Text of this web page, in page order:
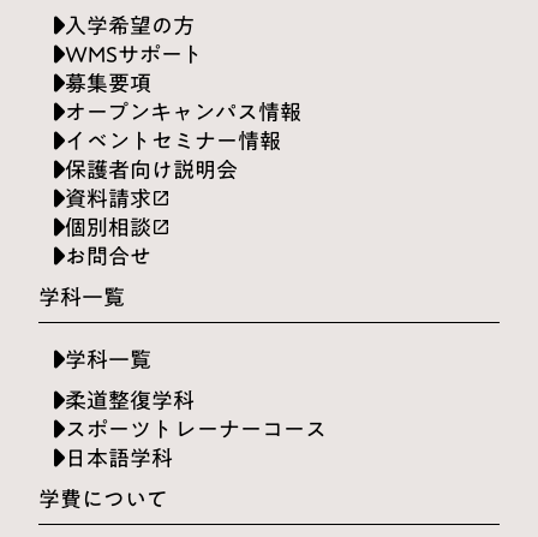
入学希望の方
WMSサポート
募集要項
オープンキャンパス情報
イベントセミナー情報
保護者向け説明会
資料請求launch
個別相談launch
お問合せ
学科一覧
学科一覧
柔道整復学科
スポーツトレーナーコース
日本語学科
学費について